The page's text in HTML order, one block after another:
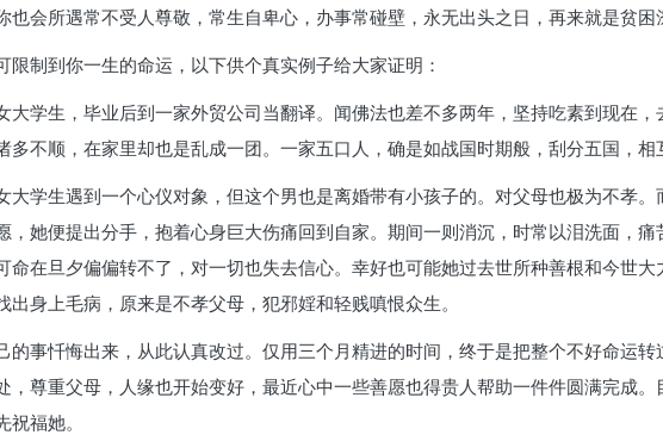
也会所遇常不受人尊敬，常生自卑心，办事常碰壁，永无出头之日，再来就是贫困
限制到你一生的命运，以下供个真实例子给大家证明：
大学生，毕业后到一家外贸公司当翻译。闻佛法也差不多两年，坚持吃素到现在
多不顺，在家里却也是乱成一团。一家五口人，确是如战国时期般，刮分五国，相
大学生遇到一个心仪对象，但这个男也是离婚带有小孩子的。对父母也极为不孝
，她便提出分手，抱着心身巨大伤痛回到自家。期间一则消沉，时常以泪洗面，
命在旦夕偏偏转不了，对一切也失去信心。幸好也可能她过去世所种善根和今世
出身上毛病，原来是不孝父母，犯邪婬和轻贱嗔恨众生。
的事忏悔出来，从此认真改过。仅用三个月精进的时间，终于是把整个不好命运
，尊重父母，人缘也开始变好，最近心中一些善愿也得贵人帮助一件件圆满完成
福她。